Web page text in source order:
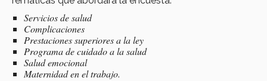
Servicios de salud
Complicaciones
Prestaciones superiores a la ley
Programa de cuidado a la salud
Salud emocional
Maternidad en el trabajo.